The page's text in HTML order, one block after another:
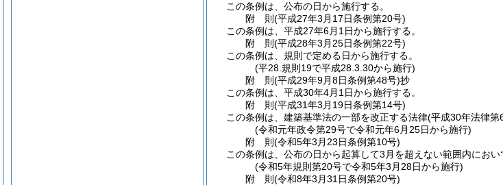
この条例は、公布の日から施行する。
附 則(平成27年3月17日条例第20号)
この条例は、平成27年6月1日から施行する。
附 則(平成28年3月25日条例第22号)
この条例は、規則で定める日から施行する。
(平28.規則19で平成28.3.30から施行)
附 則(平成29年9月8日条例第48号)抄
この条例は、平成30年4月1日から施行する。
附 則(平成31年3月19日条例第14号)
この条例は、建築基準法の一部を改正する法律(平成30年法律第
(令和元年政令第29号で令和元年6月25日から施行)
附 則(令和5年3月23日条例第10号)
この条例は、公布の日から起算して3月を超えない範囲内におい
(令和5年規則第20号で令和5年3月28日から施行)
附 則(令和8年3月31日条例第20号)